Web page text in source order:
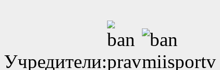
Учредители: